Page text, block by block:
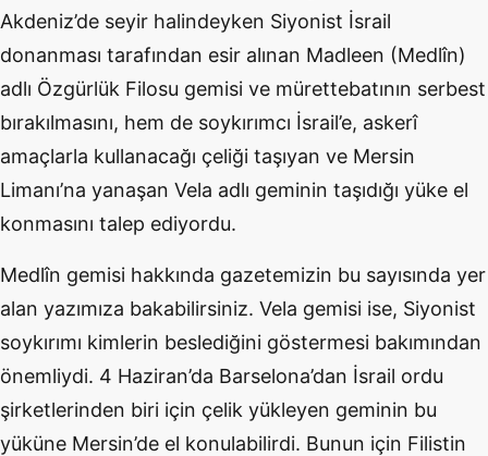
Akdeniz’de seyir halindeyken Siyonist İsrail
donanması tarafından esir alınan Madleen (Medlîn)
adlı Özgürlük Filosu gemisi ve mürettebatının serbest
bırakılmasını, hem de soykırımcı İsrail’e, askerî
amaçlarla kullanacağı çeliği taşıyan ve Mersin
Limanı’na yanaşan Vela adlı geminin taşıdığı yüke el
konmasını talep ediyordu.
Medlîn gemisi hakkında gazetemizin bu sayısında yer
alan yazımıza bakabilirsiniz. Vela gemisi ise, Siyonist
soykırımı kimlerin beslediğini göstermesi bakımından
önemliydi. 4 Haziran’da Barselona’dan İsrail ordu
şirketlerinden biri için çelik yükleyen geminin bu
yüküne Mersin’de el konulabilirdi. Bunun için Filistin